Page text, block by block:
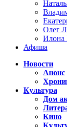
Олег
Илона
Афиша
Новости
Анонс
Культура
Дом
Кино